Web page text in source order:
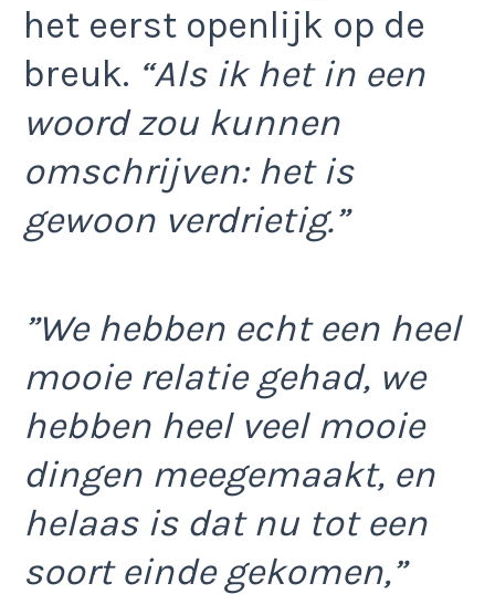
het eerst openlijk op de
breuk. “Als ik het in een
woord zou kunnen
omschrijven: het is
gewoon verdrietig.”
”We hebben echt een heel
mooie relatie gehad, we
hebben heel veel mooie
dingen meegemaakt, en
helaas is dat nu tot een
soort einde gekomen,”